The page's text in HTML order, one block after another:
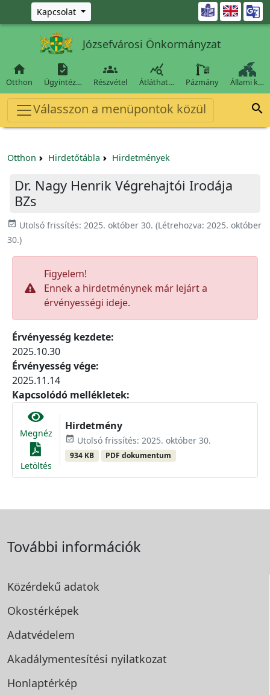
Ugrás a fő tartalomra
Kapcsolat 
Józsefvárosi Önkormányzat

Otthon

Ügyintéz…

Részvétel

Átláthat… Pázmány Állami k…
Válasszon a menüpontok közül 
Otthon Hirdetőtábla Hirdetmények
Dr. Nagy Henrik Végrehajtói Irodája
BZs
event_available Utolsó frissítés: 2025. október 30. (Létrehozva: 2025. október
30.)
Figyelem!
Ennek a hirdetménynek már lejárt a
érvényességi ideje.
Érvényesség kezdete:
2025.10.30
Érvényesség vége:
2025.11.14
Kapcsolódó mellékletek:
Megnéz
Letöltés
Hirdetmény
event_available Utolsó frissítés: 2025. október 30.
934 KB PDF dokumentum
További információk
Közérdekű adatok
Okostérképek
Adatvédelem
Akadálymentesítési nyilatkozat
Honlaptérkép